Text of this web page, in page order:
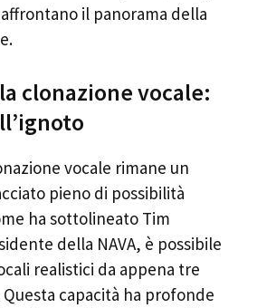
il panorama della
clonazione vocale:
vocale rimane un
pieno di possibilità
ha sottolineato Tim
della NAVA, è possibile
realistici da appena tre
capacità ha profonde